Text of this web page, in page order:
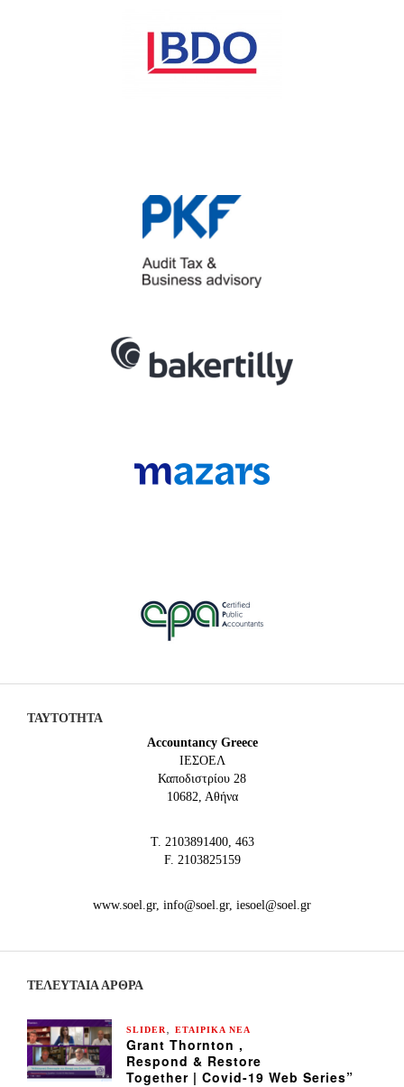
ΤΑΥΤΟΤΗΤΑ
Accountancy Greece
IEΣΟΕΛ
Καποδιστρίου 28
10682, Αθήνα
Τ. 2103891400, 463
F. 2103825159
www.soel.gr, info@soel.gr, iesoel@soel.gr
ΤΕΛΕΥΤΑΙΑ ΆΡΘΡΑ
SLIDER ΕΤΑΙΡΙΚΑ ΝΕΑ
Grant Thornton ,
Respond & Restore
Together | Covid-19 Web Series”